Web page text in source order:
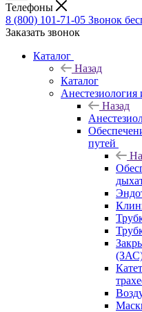
Телефоны
8 (800) 101-71-05 Звонок
Заказать звонок
Каталог
Назад
Каталог
Назад
путей